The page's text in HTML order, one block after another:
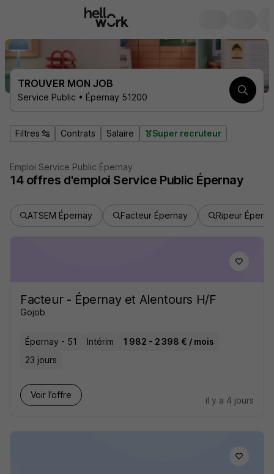
TROUVER MON JOB
Service Public • Épernay 51200
Filtres Contrats Salaire Super recruteur
Emploi Service Public Épernay
14 offres d'emploi Service Public Épernay
ATSEM Épernay Facteur Épernay Ripeur
Facteur - Épernay et Alentours H/F
Gojob
Épernay - 51 Intérim
1 982 - 2 398 € / mois
23 jours
Voir l’offre
il y a 4 jours